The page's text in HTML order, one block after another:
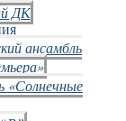
ДК
ансамбль
«Солнечные